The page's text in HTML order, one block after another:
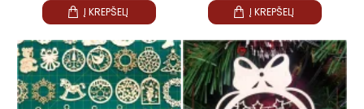
Į KREPŠELĮ Į KREPŠELĮ